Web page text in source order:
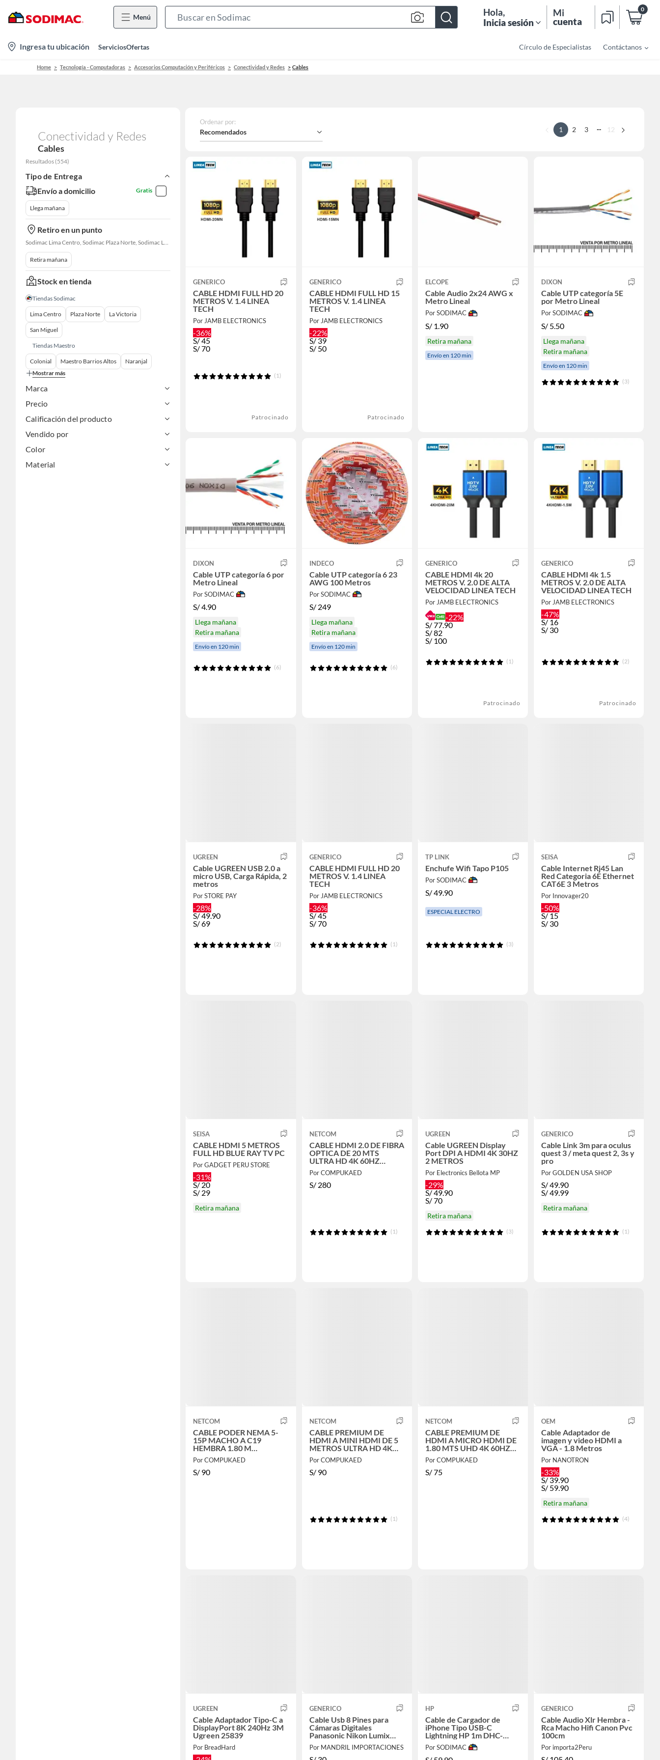
Menú
Bar
Hola,
Inicia sesión
Mi
cuenta
0
location-
icon
Ingresa tu ubicación ServiciosOfertas Círculo de Especialistas Contáctanos
Home Tecnología - Computadoras Accesorios Computación y Periféricos Conectividad y Redes Cables
Conectividad y Redes
Cables
Resultados (554)
Tipo de Entrega
Envío a domicilio
Gratis
Llega mañana
Retiro en un punto
Sodimac Lima Centro, Sodimac Plaza Norte, Sodimac La Victoria, Sodimac San Miguel, Sodimac S. J. Lurigancho, Sodimac Chacarilla, Sodimac Av. La Molina, Sodimac Colonial, Maestro Barrios Altos, Sodimac Naranjal
Retira mañana
Stock en tienda
Tiendas Sodimac
Lima Centro Plaza Norte La Victoria
San Miguel
Tiendas Maestro
Colonial Maestro Barrios Altos
Naranjal
Mostrar más
Marca
Precio
Calificación del producto
Vendido por
Color
Material
Ordenar por:
Recomendados 1 2 3 ... 12
GENERICO
CABLE HDMI FULL HD 20
METROS V. 1.4 LINEA
TECH
Por JAMB ELECTRONICS
-36%
S/45
S/70
(1)
Patrocinado
GENERICO
CABLE HDMI FULL HD 15
METROS V. 1.4 LINEA
TECH
Por JAMB ELECTRONICS
-22%
S/ 39
S/ 50
Patrocinado
ELCOPE
Cable Audio 2x24 AWG x
Metro Lineal
Por SODIMAC
S/ 1.90
Retira mañana
Envío en 120 min
DIXON
Cable UTP categoría 5E
por Metro Lineal
Por SODIMAC
S/ 5.50
Llega mañana
Retira mañana
Envío en 120 min
(3)
DIXON
Cable UTP categoría 6 por
Metro Lineal
Por SODIMAC
S/4.90
Llega mañana
Retira mañana
Envío en 120 min
(6)
INDECO
Cable UTP categoría 6 23
AWG 100 Metros
Por SODIMAC
S/ 249
Llega mañana
Retira mañana
Envío en 120 min
(6)
GENERICO
CABLE HDMI 4k 20
METROS V. 2.0 DE ALTA
VELOCIDAD LINEA TECH
Por JAMB ELECTRONICS
-22%
S/77.90
S/82
S/ 100
(1)
Patrocinado
GENERICO
CABLE HDMI 4k 1.5
METROS V. 2.0 DE ALTA
VELOCIDAD LINEA TECH
Por JAMB ELECTRONICS
-47%
S/16
S/ 30
(2)
Patrocinado
UGREEN
Cable UGREEN USB 2.0 a
micro USB, Carga Rápida, 2
metros
Por STORE PAY
-28%
S/49.90
S/69
(2)
GENERICO
CABLE HDMI FULL HD 20
METROS V. 1.4 LINEA
TECH
Por JAMB ELECTRONICS
-36%
S/45
S/70
(1)
TP LINK
Enchufe Wifi Tapo P105
Por SODIMAC
S/49.90
ESPECIAL ELECTRO
(3)
SEISA
Cable Internet Rj45 Lan
Red Categoria 6E Ethernet
CAT6E 3 Metros
Por Innovager20
-50%
S/15
S/ 30
SEISA
CABLE HDMI 5 METROS
FULL HD BLUE RAY TV PC
Por GADGET PERU STORE
-31%
S/20
S/ 29
Retira mañana
NETCOM
CABLE HDMI 2.0 DE FIBRA
OPTICA DE 20 MTS
ULTRA HD 4K 60HZ
NETCOM
Por COMPUKAED
S/ 280
(1)
UGREEN
Cable UGREEN Display
Port DPI A HDMI 4K 30HZ
2 METROS
Por Electronics Bellota MP
-29%
S/49.90
S/70
Retira mañana
(3)
GENERICO
Cable Link 3m para oculus
quest 3 / meta quest 2, 3s y
pro
Por GOLDEN USA SHOP
S/49.90
S/49.99
Retira mañana
(1)
NETCOM
CABLE PODER NEMA 5-
15P MACHO A C19
HEMBRA 1.80 M
3X14AWG 15A NETCOM
Por COMPUKAED
S/ 90
NETCOM
CABLE PREMIUM DE
HDMI A MINI HDMI DE 5
METROS ULTRA HD 4K
60HZ NETCOM
Por COMPUKAED
S/ 90
(1)
NETCOM
CABLE PREMIUM DE
HDMI A MICRO HDMI DE
1.80 MTS UHD 4K 60HZ
NETCOM
Por COMPUKAED
S/75
OEM
Cable Adaptador de
imagen y video HDMI a
VGA - 1.8 Metros
Por NANOTRON
-33%
S/39.90
S/ 59.90
Retira mañana
(4)
UGREEN
Cable Adaptador Tipo-C a
DisplayPort 8K 240Hz 3M
Ugreen 25839
Por BreadHard
GENERICO
Cable Usb 8 Pines para
Cámaras Digitales
Panasonic Nikon Lumix
Sony
Por MANDRIL IMPORTACIONES
HP
Cable de Cargador de
iPhone Tipo USB-C
Lightning HP 1m DHC-
MF102
Por SODIMAC
GENERICO
Cable Audio Xlr Hembra -
Rca Macho Hifi Canon Pvc
100cm
Por importa2Peru